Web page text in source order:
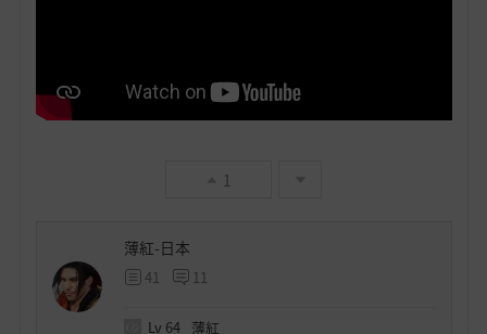
1
薄紅-日本
41 11
Lv 64 薄紅